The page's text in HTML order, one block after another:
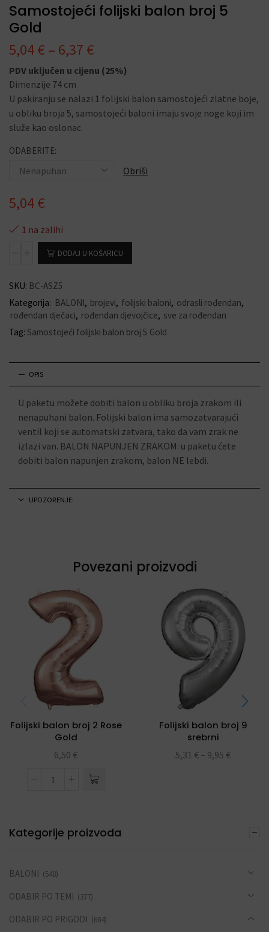
Samostojeći folijski balon broj 5
Gold
5,04€ – 6,37 €
PDV uključen u cijenu (25%)
Dimenzije 74 cm
U pakiranju se nalazi 1 folijski balon samostojeći zlatne boje,
u obliku broja 5, samostojeći baloni imaju svoje noge koji im
služe kao oslonac.
ODABERITE:
Obriši
5,04€
1 na zalihi
DODAJ U KOŠARICU
SKU: BC-ASZ5
Kategorija: BALONI, brojevi, folijski baloni, odrasli rođendan,
rođendan dječaci, rođendan djevojčice, sve za rođendan
Tag: Samostojeći folijski balon broj 5 Gold
OPIS
U paketu možete dobiti balon u obliku broja zrakom ili
nenapuhani balon. Folijski balon ima samozatvarajući
ventil koji se automatski zatvara, tako da vam zrak ne
izlazi van. BALON NAPUNJEN ZRAKOM: u paketu ćete
dobiti balon napunjen zrakom, balon NE lebdi.
UPOZORENJE:
Povezani proizvodi
Folijski balon broj 2 Rose
Gold
6,50 €
Folijski balon broj 9
srebrni
5,31 € – 9,95 €
Kategorije proizvoda
BALONI (548)
ODABIR PO TEMI (377)
ODABIR PO PRIGODI (684)